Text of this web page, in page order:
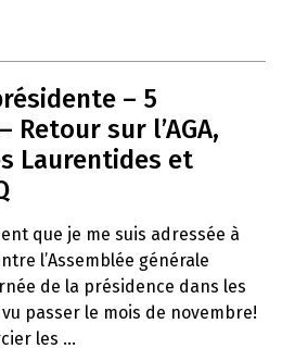
– 5
Retour sur l’AGA,
Laurentides et
que je me suis adressée à
l’Assemblée générale
de la présidence dans les
passer le mois de novembre!
les ...